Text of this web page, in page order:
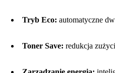
Tryb Eco: automatyczne
Toner Save: redukcja